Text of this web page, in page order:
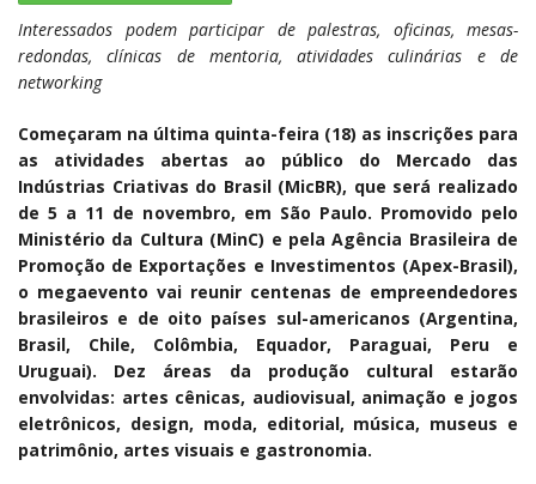
Interessados podem participar de palestras, oficinas, mesas-
redondas, clínicas de mentoria, atividades culinárias e de
networking
Começaram na última quinta-feira (18) as inscrições para
as atividades abertas ao público do Mercado das
Indústrias Criativas do Brasil (MicBR), que será realizado
de 5 a 11 de novembro, em São Paulo. Promovido pelo
Ministério da Cultura (MinC) e pela Agência Brasileira de
Promoção de Exportações e Investimentos (Apex-Brasil),
o megaevento vai reunir centenas de empreendedores
brasileiros e de oito países sul-americanos (Argentina,
Brasil, Chile, Colômbia, Equador, Paraguai, Peru e
Uruguai). Dez áreas da produção cultural estarão
envolvidas: artes cênicas, audiovisual, animação e jogos
eletrônicos, design, moda, editorial, música, museus e
patrimônio, artes visuais e gastronomia.